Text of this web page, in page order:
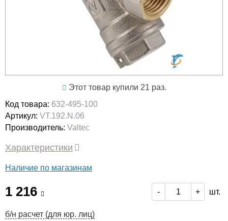
Этот товар купили 21 раз.
Код товара: 632-495-100
Артикул: VT.192.N.06
Производитель: Valtec
Характеристики
Наличие по магазинам
1 216 - + шт.
б/н расчет (для юр. лиц)